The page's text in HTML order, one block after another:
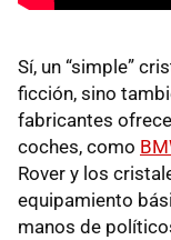
Sí, un “simple”
ficción, sino
fabricantes
coches, como
Rover y los
equipamiento
manos de